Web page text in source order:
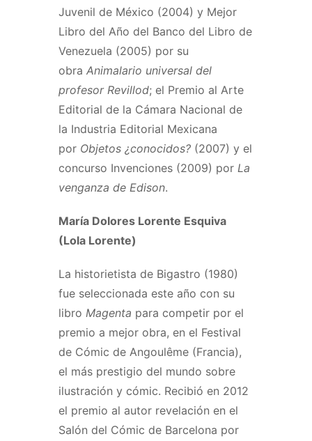
Juvenil de México (2004) y Mejor
Libro del Año del Banco del Libro de
Venezuela (2005) por su
obra Animalario universal del
profesor Revillod; el Premio al Arte
Editorial de la Cámara Nacional de
la Industria Editorial Mexicana
por Objetos ¿conocidos? (2007) y el
concurso Invenciones (2009) por La
venganza de Edison.
María Dolores Lorente Esquiva
(Lola Lorente)
La historietista de Bigastro (1980)
fue seleccionada este año con su
libro Magenta para competir por el
premio a mejor obra, en el Festival
de Cómic de Angoulême (Francia),
el más prestigio del mundo sobre
ilustración y cómic. Recibió en 2012
el premio al autor revelación en el
Salón del Cómic de Barcelona por